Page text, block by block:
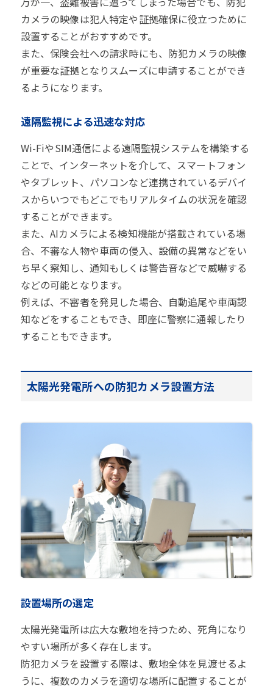
カメラの映像は犯人特定や証拠確保に役立つために
設置することがおすすめです。
また、保険会社への請求時にも、防犯カメラの映像
が重要な証拠となりスムーズに申請することができ
るようになります。
遠隔監視による迅速な対応
Wi-FiやSIM通信による遠隔監視システムを構築する
ことで、インターネットを介して、スマートフォン
やタブレット、パソコンなど連携されているデバイ
スからいつでもどこでもリアルタイムの状況を確認
することができます。
また、AIカメラによる検知機能が搭載されている場
合、不審な人物や車両の侵入、設備の異常などをい
ち早く察知し、通知もしくは警告音などで威嚇する
などの可能となります。
例えば、不審者を発見した場合、自動追尾や車両認
知などをすることもでき、即座に警察に通報したり
することもできます。
太陽光発電所への防犯カメラ設置方法
設置場所の選定
太陽光発電所は広大な敷地を持つため、死角になり
やすい場所が多く存在します。
防犯カメラを設置する際は、敷地全体を見渡せるよ
うに、複数のカメラを適切な場所に配置することが